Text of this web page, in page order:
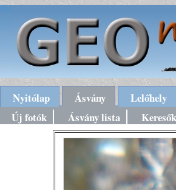
Nyitólap Ásvány Lelőhely
Új fotók
Ásvány lista Keresők